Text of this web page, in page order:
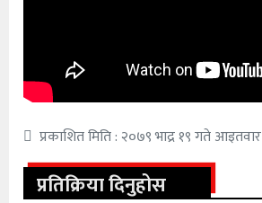
प्रकाशित मिति : २०७९ भाद्र १९ गते आइतवार
प्रतिक्रिया दिनुहोस